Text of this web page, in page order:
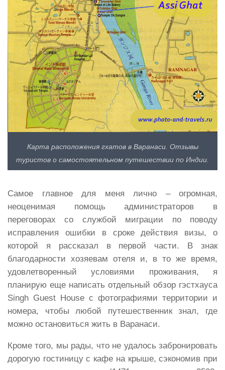
Карта расположения гхатов в Варанаси. Отзывы
туристов о самостоятельном путешествии по Индии.
Самое главное для меня лично – огромная,
неоценимая помощь администраторов в
переговорах со службой миграции по поводу
исправления ошибки в сроке действия визы, о
которой я рассказал в первой части. В знак
благодарности хозяевам отеля и, в то же время,
удовлетворенный условиями проживания, я
планирую еще написать отдельный обзор гэстхауса
Singh Guest House с фотографиями территории и
номера, чтобы любой путешественник знал, где
можно остановиться жить в Варанаси.
Кроме того, мы рады, что не удалось забронировать
дорогую гостиницу с кафе на крыше, сэкономив при